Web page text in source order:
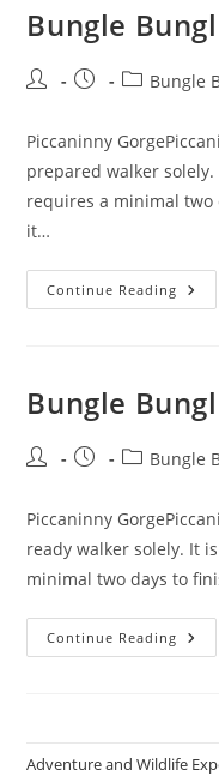
Bungle
Post
Post
PostBungle
Piccaninny
prepared walker
requires a minimal two
it…
Continue Reading
Bungle
Post
Post
PostBungle
Piccaninny
ready walker solely. It
minimal two days to
Continue Reading
Adventure and Wildlife